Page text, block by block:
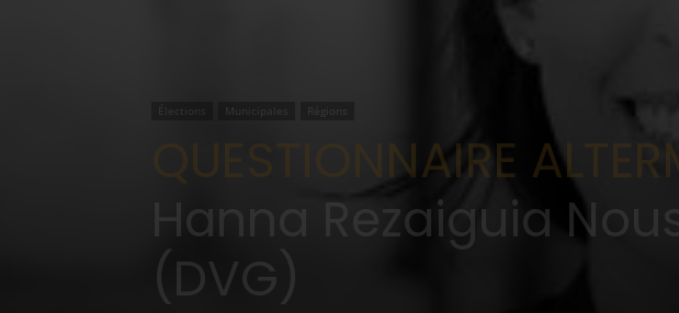
Élections Municipales Régions
QUESTIONNAIRE
Hanna Rezaiguia
(DVG)